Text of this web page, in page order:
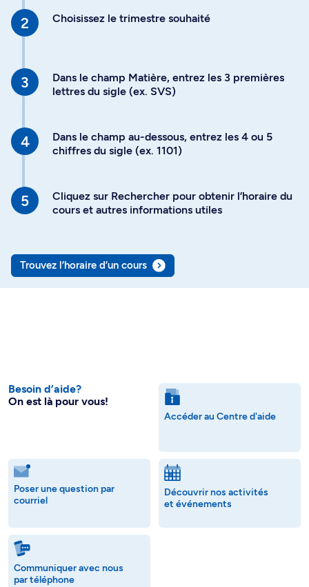
Choisissez le trimestre souhaité
Dans le champ Matière, entrez les 3 premières
lettres du sigle (ex. SVS)
Dans le champ au-dessous, entrez les 4 ou 5
chiffres du sigle (ex. 1101)
Cliquez sur Rechercher pour obtenir l’horaire du
cours et autres informations utiles
Trouvez l’horaire d’un cours
Besoin d’aide?
On est là pour vous!
Accéder au Centre d'aide
Poser une question par
courriel
Découvrir nos activités
et événements
Communiquer avec nous
par téléphone